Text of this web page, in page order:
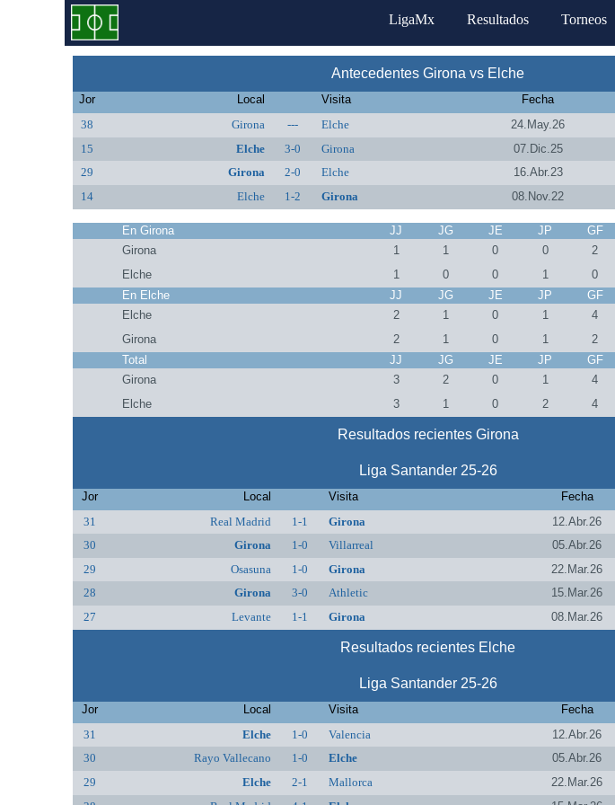
LigaMx Resultados Torneos
Antecedentes Girona vs Elche
Jor Local Visita Fecha
38
Girona --- Elche 24.May.26
15
Elche 3-0 Girona 07.Dic.25
29
Girona 2-0 Elche 16.Abr.23
14
Elche 1-2 Girona 08.Nov.22
En Girona JJ JG JE JP GF
Girona
1 1 0 0 2
Elche
1 0 0 1 0
En Elche
JJ JG JE JP GF
Elche
2 1 0 1 4
Girona
2 1 0 1 2
Total
JJ JG JE JP GF
Girona
3 2 0 1 4
Elche
3 1 0 2 4
Resultados recientes Girona
Liga Santander 25-26
Jor Local Visita Fecha
31
Real Madrid 1-1 Girona 12.Abr.26
30
Girona 1-0 Villarreal 05.Abr.26
29
Osasuna 1-0 Girona 22.Mar.26
28
Girona 3-0 Athletic 15.Mar.26
27
Levante 1-1 Girona 08.Mar.26
Resultados recientes Elche
Liga Santander 25-26
Jor Local Visita Fecha
31
Elche 1-0 Valencia 12.Abr.26
30
Rayo Vallecano 1-0 Elche 05.Abr.26
29
Elche 2-1 Mallorca 22.Mar.26